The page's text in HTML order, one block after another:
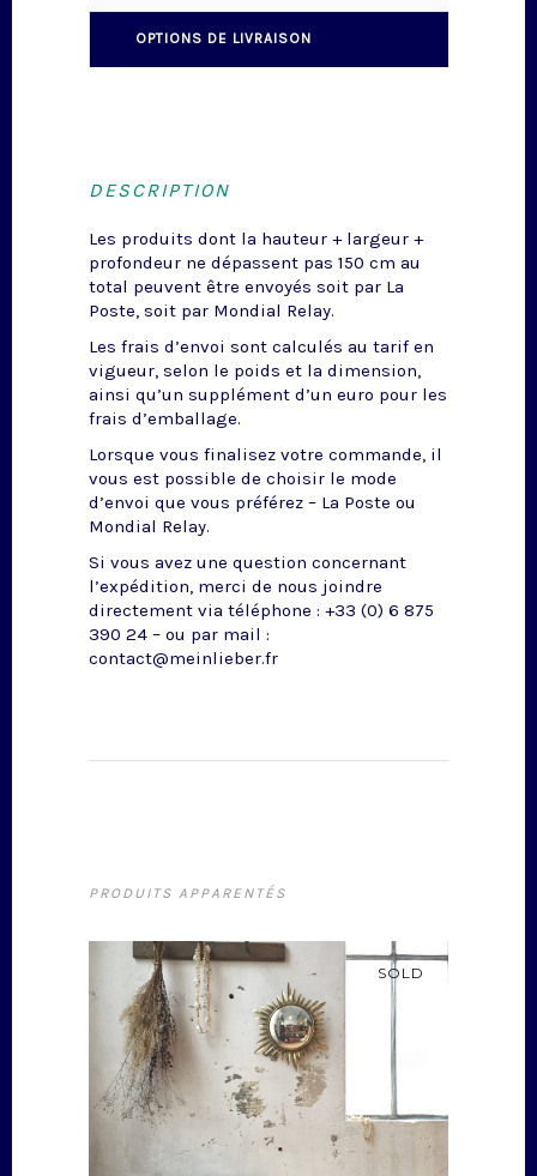
OPTIONS DE LIVRAISON
DESCRIPTION
Les produits dont la hauteur + largeur +
profondeur ne dépassent pas 150 cm au
total peuvent être envoyés soit par La
Poste, soit par Mondial Relay.
Les frais d’envoi sont calculés au tarif en
vigueur, selon le poids et la dimension,
ainsi qu’un supplément d’un euro pour les
frais d’emballage.
Lorsque vous finalisez votre commande, il
vous est possible de choisir le mode
d’envoi que vous préférez – La Poste ou
Mondial Relay.
Si vous avez une question concernant
l’expédition, merci de nous joindre
directement via téléphone : +33 (0) 6 875
390 24 – ou par mail :
contact@meinlieber.fr
PRODUITS APPARENTÉS
SOLD